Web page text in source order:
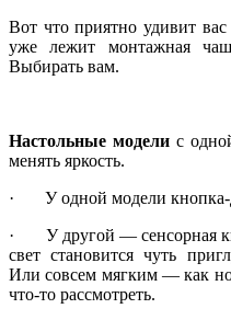
Вот что приятно удивит
уже лежит монтажная
Выбирать вам.
Настольные модели с
менять яркость.
· У одной модели кнопка-
· У другой — сенсорная
свет становится чуть
Или совсем мягким — как
что-то рассмотреть.